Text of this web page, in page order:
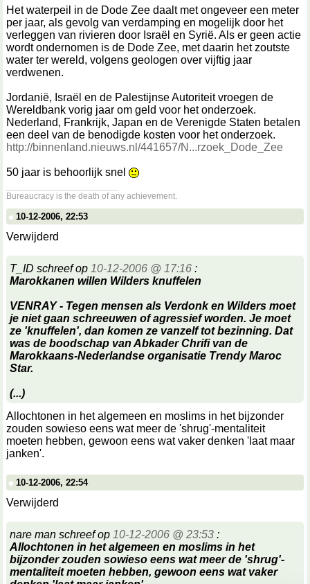
Het waterpeil in de Dode Zee daalt met ongeveer een meter
per jaar, als gevolg van verdamping en mogelijk door het
verleggen van rivieren door Israël en Syrië. Als er geen actie
wordt ondernomen is de Dode Zee, met daarin het zoutste
water ter wereld, volgens geologen over vijftig jaar
verdwenen.
Jordanië, Israël en de Palestijnse Autoriteit vroegen de
Wereldbank vorig jaar om geld voor het onderzoek.
Nederland, Frankrijk, Japan en de Verenigde Staten betalen
een deel van de benodigde kosten voor het onderzoek.
http://binnenland.nieuws.nl/441657/N...rzoek_Dode_Zee
50 jaar is behoorlijk snel
Bureaucracy is the death of any achievement.
10-12-2006, 22:53
Verwijderd
T_ID schreef op 10-12-2006 @ 17:16 :
Marokkanen willen Wilders knuffelen
VENRAY - Tegen mensen als Verdonk en Wilders moet
je niet gaan schreeuwen of agressief worden. Je moet
ze 'knuffelen', dan komen ze vanzelf tot bezinning. Dat
was de boodschap van Abkader Chrifi van de
Marokkaans-Nederlandse organisatie Trendy Maroc
Star.
(...)
Allochtonen in het algemeen en moslims in het bijzonder
zouden sowieso eens wat meer de 'shrug'-mentaliteit
moeten hebben, gewoon eens wat vaker denken 'laat maar
janken'.
10-12-2006, 22:54
Verwijderd
nare man schreef op 10-12-2006 @ 23:53 :
Allochtonen in het algemeen en moslims in het
bijzonder zouden sowieso eens wat meer de 'shrug'-
mentaliteit moeten hebben, gewoon eens wat vaker